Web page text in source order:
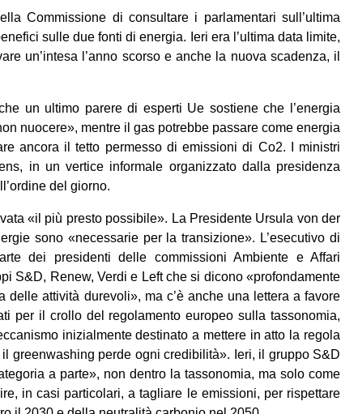
Commissione di consultare i parlamentari sull’ultima
sulle due fonti di energia. Ieri era l’ultima data limite,
un’intesa l’anno scorso e anche la nuova scadenza, il
un ultimo parere di esperti Ue sostiene che l’energia
nuocere», mentre il gas potrebbe passare come energia
ancora il tetto permesso di emissioni di Co2. I ministri
in un vertice informale organizzato dalla presidenza
del giorno.
«il più presto possibile». La Presidente Ursula von der
sono «necessarie per la transizione». L’esecutivo di
dei presidenti delle commissioni Ambiente e Affari
S&D, Renew, Verdi e Left che si dicono «profondamente
attività durevoli», ma c’è anche una lettera a favore
per il crollo del regolamento europeo sulla tassonomia,
inizialmente destinato a mettere in atto la regola
greenwashing perde ogni credibilità». Ieri, il gruppo S&D
a parte», non dentro la tassonomia, ma solo come
in casi particolari, a tagliare le emissioni, per rispettare